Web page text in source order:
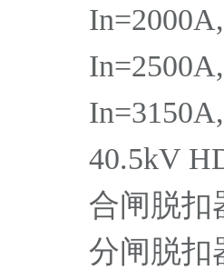
40.5kV
合闸脱扣
分闸脱扣